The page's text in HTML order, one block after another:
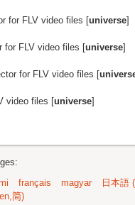
for FLV video files [universe]
for FLV video files [universe]
for FLV video files [
video files [universe]
français magyar 日本語
简)